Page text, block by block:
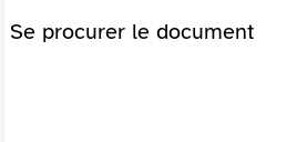
Se procurer le document